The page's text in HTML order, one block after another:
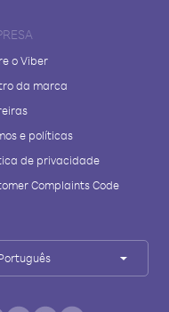
o Viber
da marca
e políticas
de privacidade
Complaints Code